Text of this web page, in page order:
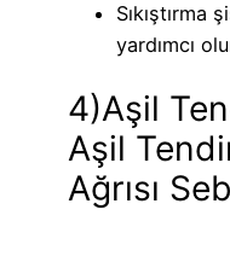
Sıkıştırma
yardımcı
4)Aşil
Aşil
Ağrısı